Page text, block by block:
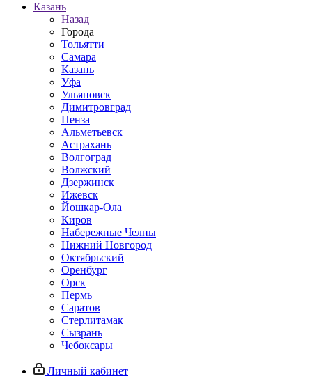
Казань
Назад
Города
Тольятти
Самара
Казань
Уфа
Ульяновск
Димитровград
Пенза
Альметьевск
Астрахань
Волгоград
Волжский
Дзержинск
Ижевск
Йошкар-Ола
Киров
Набережные Челны
Нижний Новгород
Октябрьский
Оренбург
Орск
Пермь
Саратов
Стерлитамак
Сызрань
Чебоксары
Личный кабинет